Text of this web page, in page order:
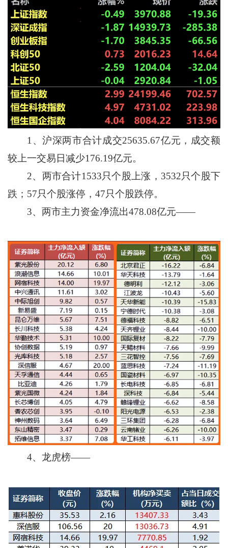
1、沪深两市合计成交25635.67亿元，成交额
较上一交易日减少176.19亿元。
2、两市合计1533只个股上涨，3532只个股下
跌；57只个股涨停，47只个股跌停。
3、两市主力资金净流出478.08亿元——
4、龙虎榜——